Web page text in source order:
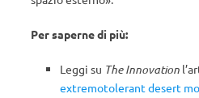
Per saperne di più:
Leggi su The Innovation
extremotolerant desert